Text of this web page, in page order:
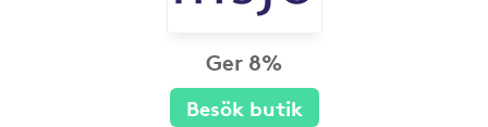
Ger 8%
Besök butik